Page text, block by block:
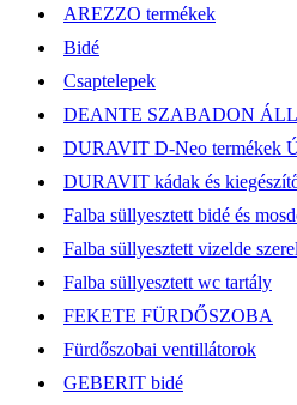
AREZZO termékek
Bidé
Csaptelepek
DEANTE SZABADON
DURAVIT D-Neo termékek
DURAVIT kádak és
Falba süllyesztett bidé és
Falba süllyesztett vizelde
Falba süllyesztett wc tartály
FEKETE FÜRDŐSZOBA
Fürdőszobai ventillátorok
GEBERIT bidé